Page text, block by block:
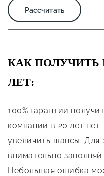
КАК ПОЛУЧИТЬ
ЛЕТ:
100% гарантии
компании в 20 лет
увеличить шансы. Для
внимательно
Небольшая ошибка